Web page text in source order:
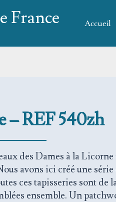
France Accueil
– REF 540zh
des Dames à la
avons ici créé une
ces tapisseries sont de
ensemble. Un